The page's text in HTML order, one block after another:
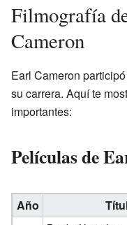
Filmografía
Cameron
Earl Cameron
su carrera. Aquí te
importantes:
Películas de
Año